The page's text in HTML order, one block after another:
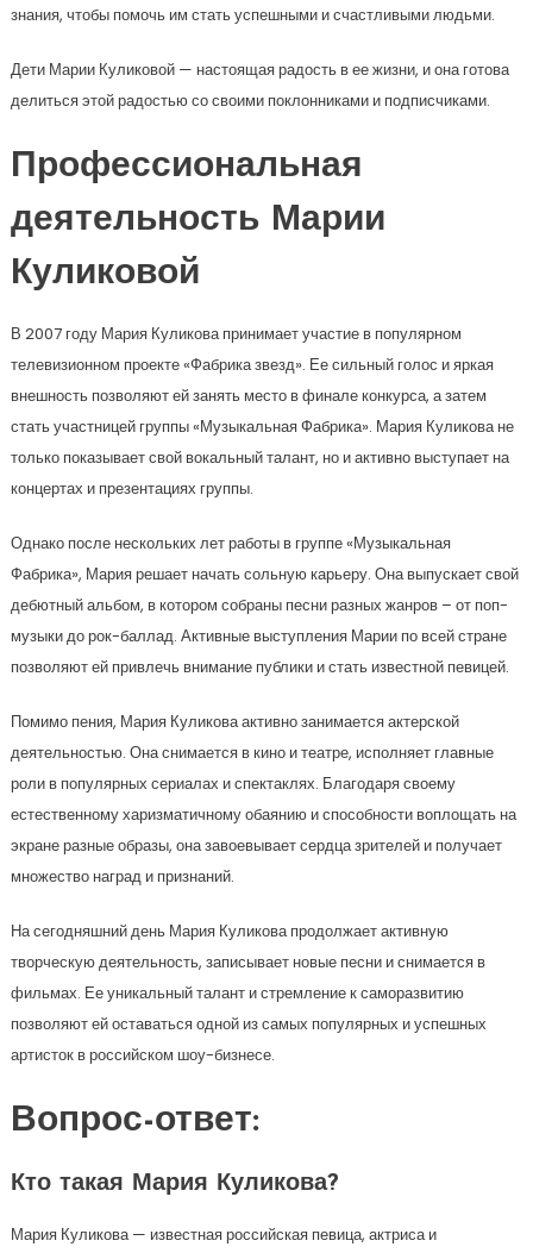
знания, чтобы помочь им стать успешными и счастливыми людьми.
Дети Марии Куликовой — настоящая радость в ее жизни, и она готова
делиться этой радостью со своими поклонниками и подписчиками.
Профессиональная
деятельность Марии
Куликовой
В 2007 году Мария Куликова принимает участие в популярном
телевизионном проекте «Фабрика звезд». Ее сильный голос и яркая
внешность позволяют ей занять место в финале конкурса, а затем
стать участницей группы «Музыкальная Фабрика». Мария Куликова не
только показывает свой вокальный талант, но и активно выступает на
концертах и презентациях группы.
Однако после нескольких лет работы в группе «Музыкальная
Фабрика», Мария решает начать сольную карьеру. Она выпускает свой
дебютный альбом, в котором собраны песни разных жанров – от поп-
музыки до рок-баллад. Активные выступления Марии по всей стране
позволяют ей привлечь внимание публики и стать известной певицей.
Помимо пения, Мария Куликова активно занимается актерской
деятельностью. Она снимается в кино и театре, исполняет главные
роли в популярных сериалах и спектаклях. Благодаря своему
естественному харизматичному обаянию и способности воплощать на
экране разные образы, она завоевывает сердца зрителей и получает
множество наград и признаний.
На сегодняшний день Мария Куликова продолжает активную
творческую деятельность, записывает новые песни и снимается в
фильмах. Ее уникальный талант и стремление к саморазвитию
позволяют ей оставаться одной из самых популярных и успешных
артисток в российском шоу-бизнесе.
Вопрос-ответ:
Кто такая Мария Куликова?
Мария Куликова — известная российская певица, актриса и